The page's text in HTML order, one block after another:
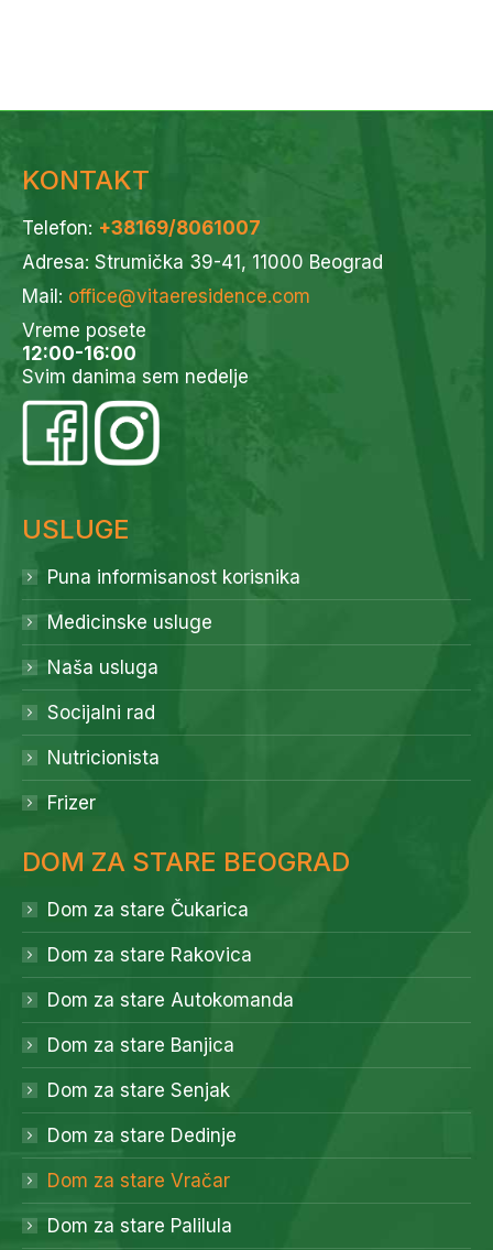
KONTAKT
Telefon: +38169/8061007
Adresa: Strumička 39-41, 11000 Beograd
Mail: office@vitaeresidence.com
Vreme posete
12:00-16:00
Svim danima sem nedelje
USLUGE
Puna informisanost korisnika
Medicinske usluge
Naša usluga
Socijalni rad
Nutricionista
Frizer
DOM ZA STARE BEOGRAD
Dom za stare Čukarica
Dom za stare Rakovica
Dom za stare Autokomanda
Dom za stare Banjica
Dom za stare Senjak
Dom za stare Dedinje
Dom za stare Vračar
Dom za stare Palilula